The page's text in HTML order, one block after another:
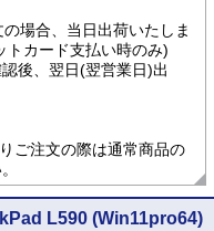
場合、当日出荷いたしま
トカード支払い時のみ)
後、翌日(翌営業日)出
ご注文の際は通常商品の
L590 (Win11pro64)